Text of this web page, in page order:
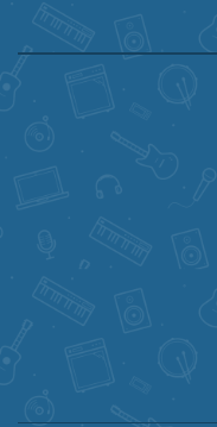
ابوالحسن جاویدان
احسان اصغری